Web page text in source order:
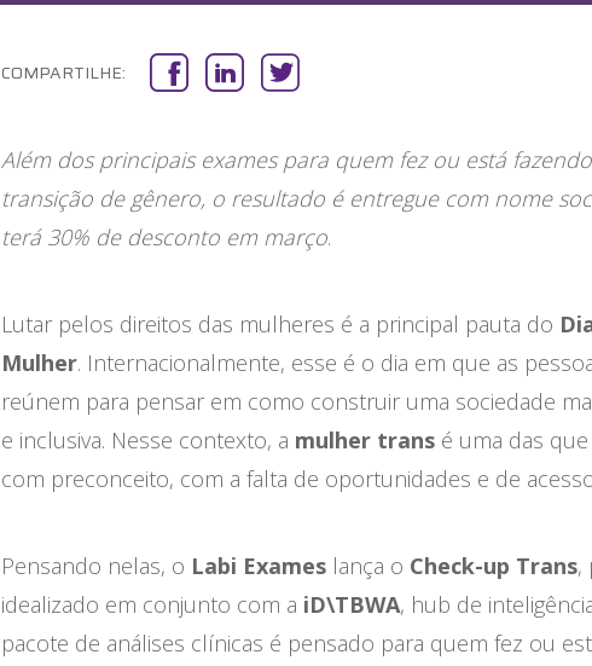
COMPARTILHE:
Além dos principais exames para quem fez ou está
transição de gênero, o resultado é entregue com nome
terá 30% de desconto em março.
Lutar pelos direitos das mulheres é a principal pauta do
Mulher. Internacionalmente, esse é o dia em que as
reúnem para pensar em como construir uma sociedade
e inclusiva. Nesse contexto, a mulher trans é uma das
com preconceito, com a falta de oportunidades e de
Pensando nelas, o Labi Exames lança o Check-up Trans,
idealizado em conjunto com a iD\TBWA, hub de
pacote de análises clínicas é pensado para quem fez ou